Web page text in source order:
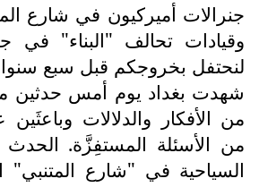
جنرالات أميركيون في شارع
وقيادات تحالف "البناء" في
لنحتفل بخروجكم قبل سبع
شهدت بغداد يوم أمس حدثين
من الأفكار والدلالات
من الأسئلة المستفِزَّة. الحدث
السياحية في "شارع المتنبي"